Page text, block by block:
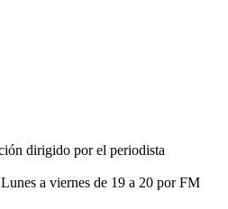
dirigido por el periodista
a viernes de 19 a 20 por FM